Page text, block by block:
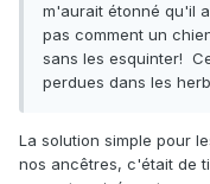
m'aurait étonné qu'il
pas comment un
sans les esquinter!
perdues dans les
La solution simple pour
nos ancêtres, c'était de